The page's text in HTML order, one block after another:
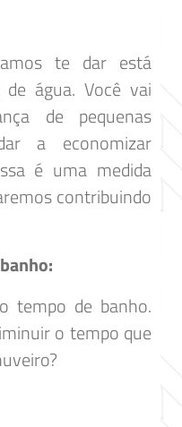
te dar está
água. Você vai
de pequenas
a economizar
é uma medida
contribuindo
tempo de banho.
o tempo que